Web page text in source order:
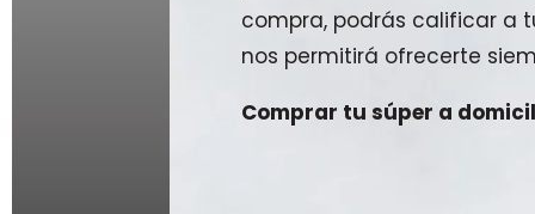
compra, podrás calificar a
nos permitirá ofrecerte
Comprar tu súper a